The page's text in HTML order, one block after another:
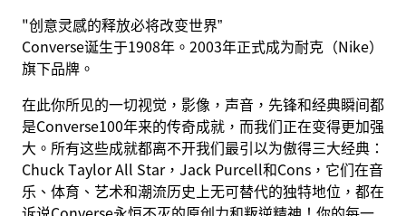
"创意灵感的释放必将改变世界”
Converse诞生于1908年。2003年正式成为耐克（Nike）
旗下品牌。
在此你所见的一切视觉，影像，声音，先锋和经典瞬间都
是Converse100年来的传奇成就，而我们正在变得更加强
大。所有这些成就都离不开我们最引以为傲得三大经典：
Chuck Taylor All Star，Jack Purcell和Cons，它们在音
乐、体育、艺术和潮流历史上无可替代的独特地位，都在